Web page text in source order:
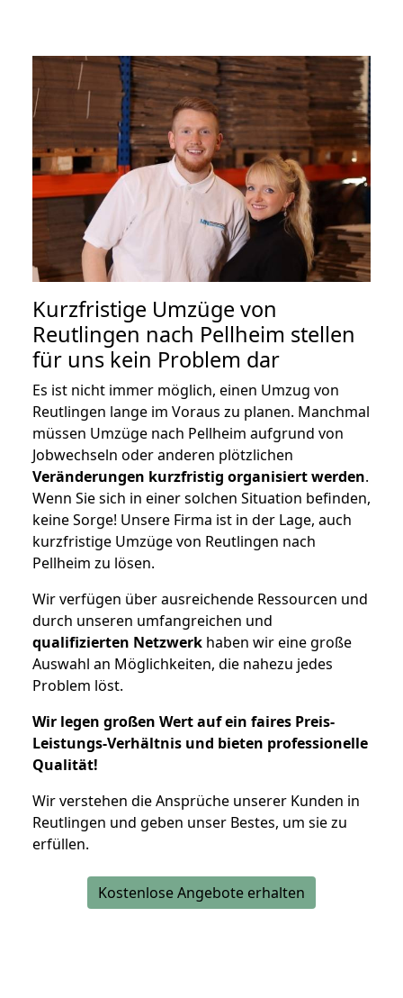
Kurzfristige Umzüge von
Reutlingen nach Pellheim stellen
für uns kein Problem dar
Es ist nicht immer möglich, einen Umzug von
Reutlingen lange im Voraus zu planen. Manchmal
müssen Umzüge nach Pellheim aufgrund von
Jobwechseln oder anderen plötzlichen
Veränderungen kurzfristig organisiert werden.
Wenn Sie sich in einer solchen Situation befinden,
keine Sorge! Unsere Firma ist in der Lage, auch
kurzfristige Umzüge von Reutlingen nach
Pellheim zu lösen.
Wir verfügen über ausreichende Ressourcen und
durch unseren umfangreichen und
qualifizierten Netzwerk haben wir eine große
Auswahl an Möglichkeiten, die nahezu jedes
Problem löst.
Wir legen großen Wert auf ein faires Preis-
Leistungs-Verhältnis und bieten professionelle
Qualität!
Wir verstehen die Ansprüche unserer Kunden in
Reutlingen und geben unser Bestes, um sie zu
erfüllen.
Kostenlose Angebote erhalten